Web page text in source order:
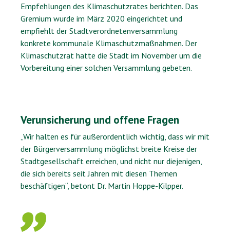
Empfehlungen des Klimaschutzrates berichten. Das
Gremium wurde im März 2020 eingerichtet und
empfiehlt der Stadtverordnetenversammlung
konkrete kommunale Klimaschutzmaßnahmen. Der
Klimaschutzrat hatte die Stadt im November um die
Vorbereitung einer solchen Versammlung gebeten.
Verunsicherung und offene Fragen
„Wir halten es für außerordentlich wichtig, dass wir mit
der Bürgerversammlung möglichst breite Kreise der
Stadtgesellschaft erreichen, und nicht nur diejenigen,
die sich bereits seit Jahren mit diesen Themen
beschäftigen“, betont Dr. Martin Hoppe-Kilpper.